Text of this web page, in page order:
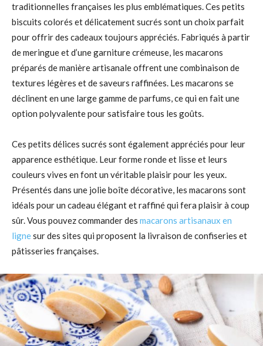
traditionnelles françaises les plus emblématiques. Ces petits
biscuits colorés et délicatement sucrés sont un choix parfait
pour offrir des cadeaux toujours appréciés. Fabriqués à partir
de meringue et d’une garniture crémeuse, les macarons
préparés de manière artisanale offrent une combinaison de
textures légères et de saveurs raffinées. Les macarons se
déclinent en une large gamme de parfums, ce qui en fait une
option polyvalente pour satisfaire tous les goûts.
Ces petits délices sucrés sont également appréciés pour leur
apparence esthétique. Leur forme ronde et lisse et leurs
couleurs vives en font un véritable plaisir pour les yeux.
Présentés dans une jolie boîte décorative, les macarons sont
idéals pour un cadeau élégant et raffiné qui fera plaisir à coup
sûr. Vous pouvez commander des macarons artisanaux en
lignesur des sites qui proposent la livraison de confiseries et
pâtisseries françaises.